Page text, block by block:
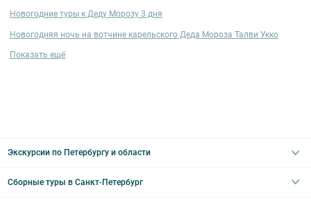
Новогодние туры к Деду Морозу 3 дня
Новогодняя ночь на вотчине карельского Деда Мороза Талви Укко
Показать ещё
Экскурсии по Петербургу и области
Сборные туры в Санкт-Петербург